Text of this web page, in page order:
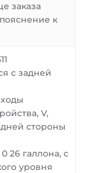
заказа
к
с задней
V,
стороны
26 галлона, с
уровня